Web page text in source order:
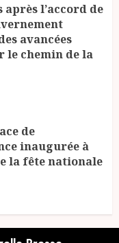
après l’accord de
avancées
le chemin de la
de
inaugurée à
la fête nationale